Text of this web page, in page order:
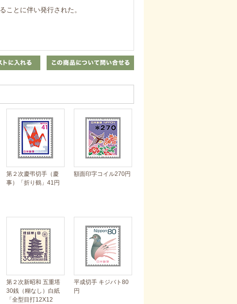
ことに伴い発行された。
第２次慶弔切手（慶
事）「折り鶴」41円
額面印字コイル270円
第２次新昭和 五重塔
30銭（糊なし）白紙
「全型目打12X12
平成切手 キジバト80
円